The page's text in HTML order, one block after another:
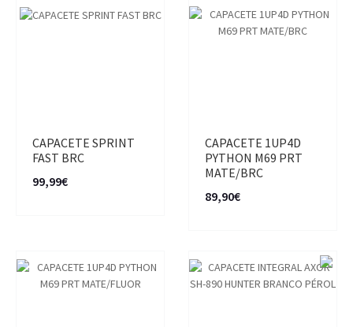
CAPACETE SPRINT
FAST BRC
99,99€
CAPACETE 1UP4D
PYTHON M69 PRT
MATE/BRC
89,90€